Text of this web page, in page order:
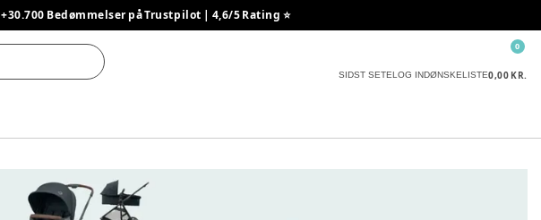
+30.700 Bedømmelser på Trustpilot | 4,6/5 Rating ⭐️
SIDST SETELOG INDØNSKELISTE0,00 KR.
0